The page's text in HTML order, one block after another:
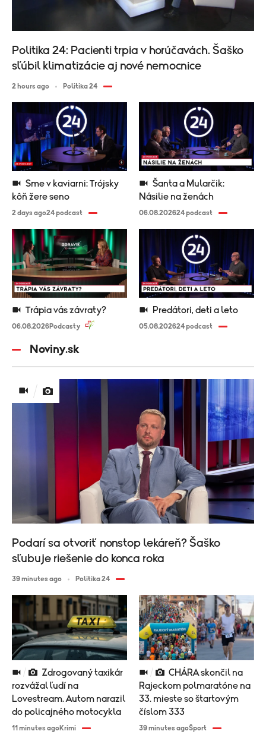
Politika 24: Pacienti trpia v horúčavách. Šaško
sľúbil klimatizácie aj nové nemocnice
2 hours ago Politika 24
kôň žere seno
2 days ago24 podcast
Násilie na ženách
06.08.202624 podcast
Trápia vás závraty?
06.08.2026Podcasty
Predátori, deti a leto
05.08.202624 podcast
Noviny.sk
rozvážal ľudí na
Lovestream. Autom narazil
do policajného motocykla
11 minutes agoKrimi
Rajeckom polmaratóne na
33. mieste so štartovým
číslom 333
39 minutes agoŠport
Podarí sa otvoriť nonstop lekáreň? Šaško
sľubuje riešenie do konca roka
39 minutes ago Politika 24